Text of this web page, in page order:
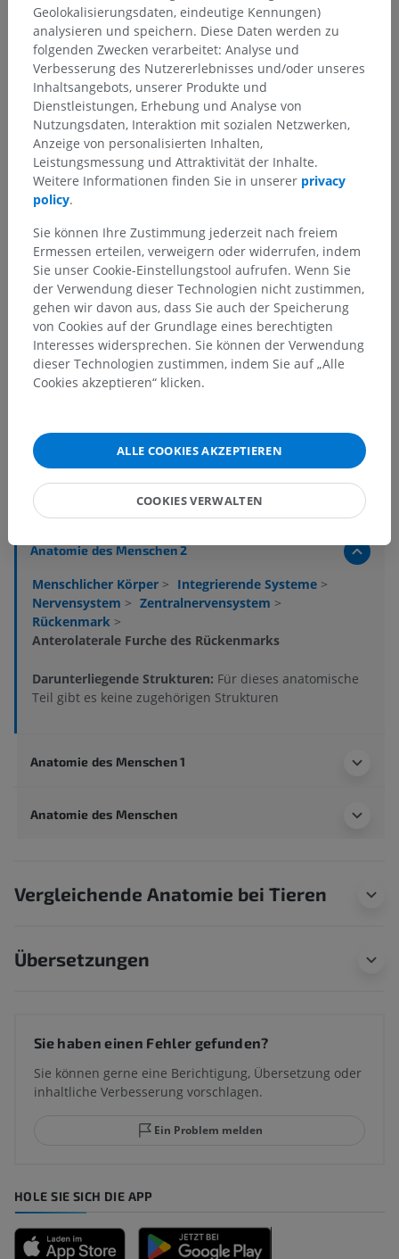
Anatomische Hierarchie
Anatomie des Menschen 2
Menschlicher Körper > Integrierende Systeme >
Nervensystem > Zentralnervensystem >
Rückenmark >
Anterolaterale Furche des Rückenmarks
Darunterliegende Strukturen: Für dieses anatomische
Teil gibt es keine zugehörigen Strukturen
Anatomie des Menschen 1
Anatomie des Menschen
Vergleichende Anatomie bei Tieren
Übersetzungen
Sie haben einen Fehler gefunden?
Sie können gerne eine Berichtigung, Übersetzung oder
inhaltliche Verbesserung vorschlagen.
Ein Problem melden
HOLE SIE SICH DIE APP
Geolokalisierungsdaten, eindeutige Kennungen)
analysieren und speichern. Diese Daten werden zu
folgenden Zwecken verarbeitet: Analyse und
Verbesserung des Nutzererlebnisses und/oder unseres
Inhaltsangebots, unserer Produkte und
Dienstleistungen, Erhebung und Analyse von
Nutzungsdaten, Interaktion mit sozialen Netzwerken,
Anzeige von personalisierten Inhalten,
Leistungsmessung und Attraktivität der Inhalte.
Weitere Informationen finden Sie in unserer privacy
policy.
Sie können Ihre Zustimmung jederzeit nach freiem
Ermessen erteilen, verweigern oder widerrufen, indem
Sie unser Cookie-Einstellungstool aufrufen. Wenn Sie
der Verwendung dieser Technologien nicht zustimmen,
gehen wir davon aus, dass Sie auch der Speicherung
von Cookies auf der Grundlage eines berechtigten
Interesses widersprechen. Sie können der Verwendung
dieser Technologien zustimmen, indem Sie auf „Alle
Cookies akzeptieren“ klicken.
ALLE COOKIES AKZEPTIEREN
COOKIES VERWALTEN